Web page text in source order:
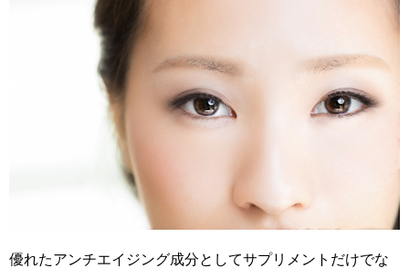
優れたアンチエイジング成分としてサプリメントだけでな